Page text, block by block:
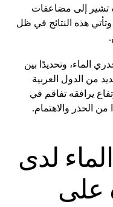
تشير إلى مضاعفات
هذه النتائج في ظل
الماء، وتحديدًا بين
كوفيد-19، في العديد من الدول العربية
يرافقه تفاقم في
الحذر والاهتمام.
لدى
على